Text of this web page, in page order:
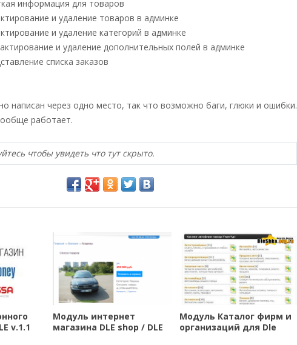
информация для товаров
и удаление товаров в админке
и удаление категорий в админке
и удаление дополнительных полей в админке
списка заказов
написан через одно место, так что возможно баги, глюки и ошибки.
работает.
чтобы увидеть что тут скрыто.
v.1.1
Модуль интернет
магазина DLE shop / DLE
Модуль Каталог фирм и
организаций для Dle